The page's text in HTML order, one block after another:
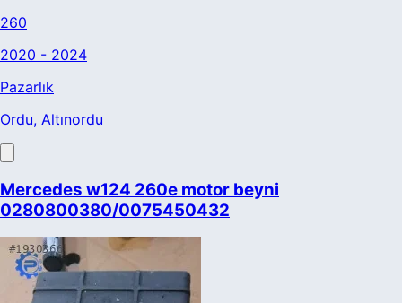
260
2020 - 2024
Pazarlık
Ordu, Altınordu
Mercedes w124 260e motor beyni
0280800380/0075450432